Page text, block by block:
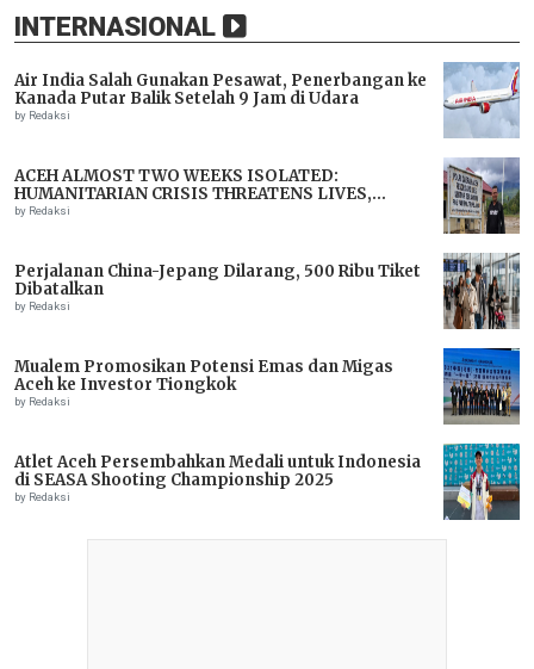
INTERNASIONAL
Air India Salah Gunakan Pesawat, Penerbangan ke
Kanada Putar Balik Setelah 9 Jam di Udara
by Redaksi
ACEH ALMOST TWO WEEKS ISOLATED:
HUMANITARIAN CRISIS THREATENS LIVES,
IMMEDIATE ASSISTANCE URGENTLY NEEDED
by Redaksi
Perjalanan China-Jepang Dilarang, 500 Ribu Tiket
Dibatalkan
by Redaksi
Mualem Promosikan Potensi Emas dan Migas
Aceh ke Investor Tiongkok
by Redaksi
Atlet Aceh Persembahkan Medali untuk Indonesia
di SEASA Shooting Championship 2025
by Redaksi